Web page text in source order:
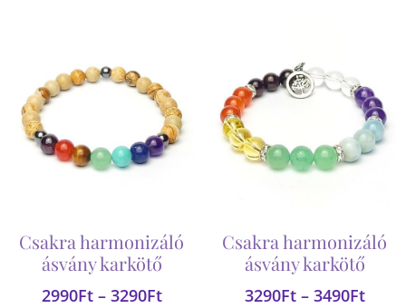
Csakra harmonizáló
ásvány karkötő
2990Ft – 3290Ft
Csakra harmonizáló
ásvány karkötő
3290Ft – 3490Ft